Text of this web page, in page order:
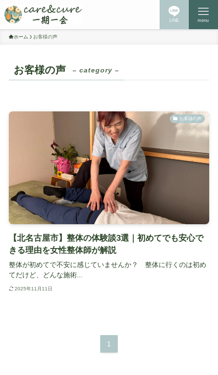
LINE menu
ホーム お客様の声
お客様の声 – category –
お客様の声
【北名古屋市】整体の体験談3選｜初めてでも安心で
きる理由を女性整体師が解説
整体が初めてで不安に感じていませんか？ 整体に行くのは初め
てだけど、どんな施術...
2025年11月11日
1